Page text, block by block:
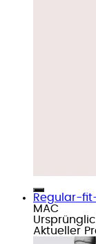
Regular-
MAC
Aktueller